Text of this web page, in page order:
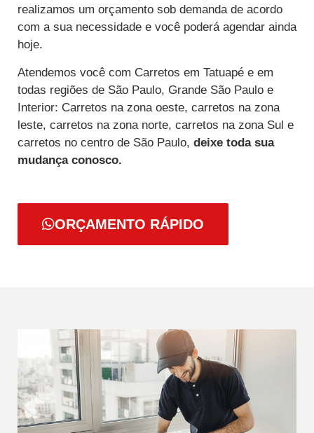
realizamos um orçamento sob demanda de acordo
com a sua necessidade e você poderá agendar ainda
hoje.
Atendemos você com Carretos em Tatuapé e em
todas regiões de São Paulo, Grande São Paulo e
Interior: Carretos na zona oeste, carretos na zona
leste, carretos na zona norte, carretos na zona Sul e
carretos no centro de São Paulo, deixe toda sua
mudança conosco.
ORÇAMENTO RÁPIDO